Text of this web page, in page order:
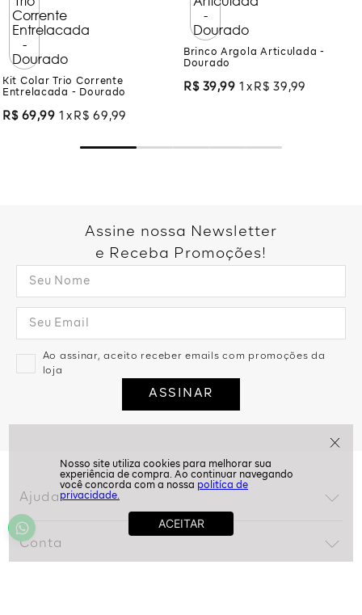
politíca de
privacidade.
R$ 69,99 1
Brinco Argola Articulada -
Dourado
R$ 39,99 1 R$ 39 ,99
Assine nossa Newsletter
e Receba Promoções!
Ajuda